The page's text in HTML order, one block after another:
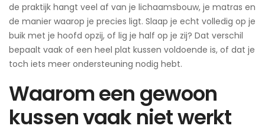
de praktijk hangt veel af van je lichaamsbouw, je matras en
de manier waarop je precies ligt. Slaap je echt volledig op je
buik met je hoofd opzij, of lig je half op je zij? Dat verschil
bepaalt vaak of een heel plat kussen voldoende is, of dat je
toch iets meer ondersteuning nodig hebt.
Waarom een gewoon
kussen vaak niet werkt